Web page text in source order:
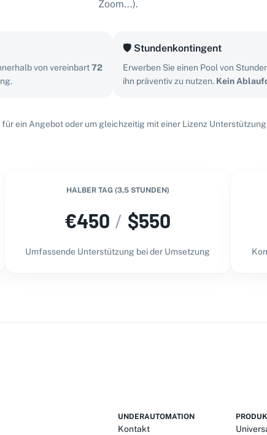
Zoom...).
von vereinbart72
🛡️ Stundenkontingent
Erwerben Sie einen Pool von
ihn präventiv zu nutzen. Kein
ein Angebot oder um gleichzeitig mit einer Lizenz
HALBER TAG (3,5 STUNDEN)
€450 / $550
Umfassende Unterstützung bei der Umsetzung
UNDERAUTOMATION
Kontakt